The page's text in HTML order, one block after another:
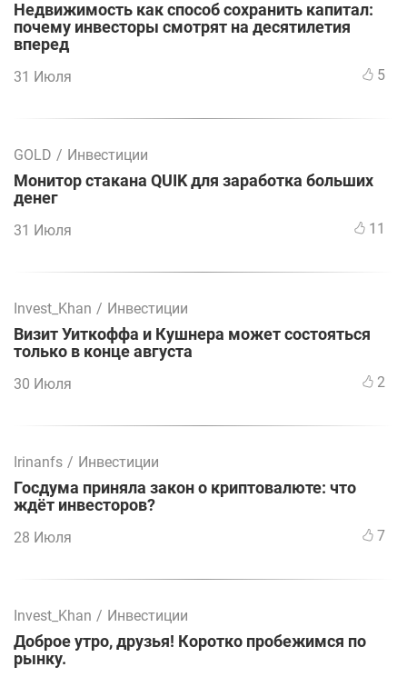
Недвижимость как способ сохранить капитал:
почему инвесторы смотрят на десятилетия
вперед
31 Июля 5
GOLD / Инвестиции
Монитор стакана QUIK для заработка больших
денег
31 Июля 11
Invest_Khan / Инвестиции
Визит Уиткоффа и Кушнера может состояться
только в конце августа
30 Июля 2
Irinanfs / Инвестиции
Госдума приняла закон о криптовалюте: что
ждёт инвесторов?
28 Июля 7
Invest_Khan / Инвестиции
Доброе утро, друзья! Коротко пробежимся по
рынку.